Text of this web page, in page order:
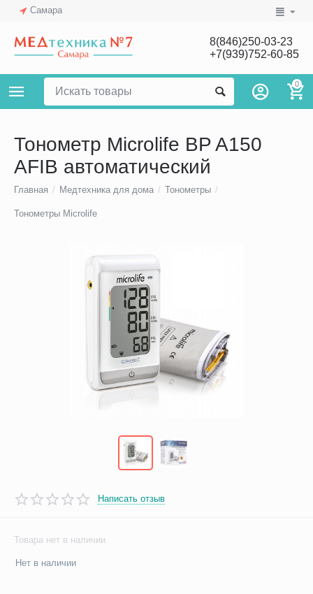
Самара
8(846)250-03-23
+7(939)752-60-85
0
Тонометр Microlife BP A150
AFIB автоматический
Главная / Медтехника для дома / Тонометры /
Тонометры Microlife
Написать отзыв
Товара нет в наличии
Нет в наличии